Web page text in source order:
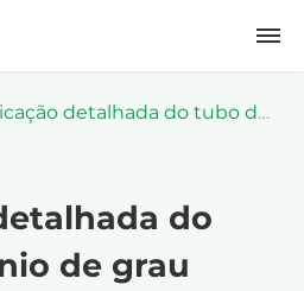
detalhada do tubo de
do
de grau